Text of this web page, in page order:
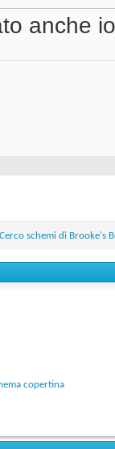
anche
Cerco schemi di Brooke's
copertina